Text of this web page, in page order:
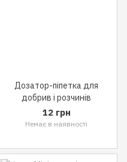
Дозатор-піпетка для
добрив і розчинів
12 грн
Немає в наявності